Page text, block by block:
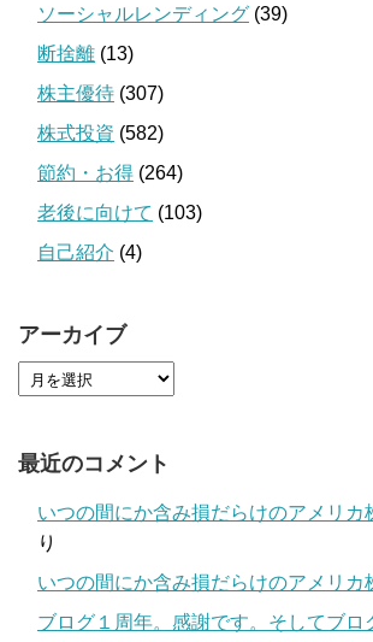
ソーシャルレンディング (39)
断捨離 (13)
株主優待 (307)
株式投資 (582)
節約・お得 (264)
老後に向けて (103)
自己紹介 (4)
アーカイブ
最近のコメント
いつの間にか含み損だらけのアメリカ
り
いつの間にか含み損だらけのアメリカ
ブログ１周年。感謝です。そしてブロ